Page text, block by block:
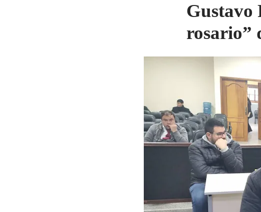
Gustavo
rosario”